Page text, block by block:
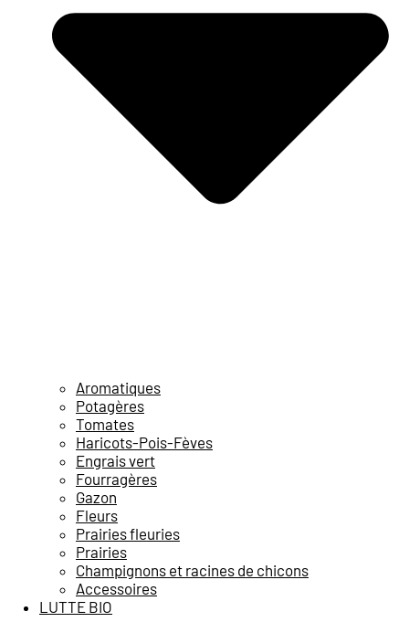
Aromatiques
Potagères
Tomates
Haricots-Pois-Fèves
Engrais vert
Fourragères
Gazon
Fleurs
Prairies fleuries
Prairies
Champignons et racines de chicons
Accessoires
LUTTE BIO